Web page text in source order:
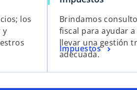
los
y
Brindamos
fiscal para ayudar
llevar una gestión
adecuada.
Impuestos